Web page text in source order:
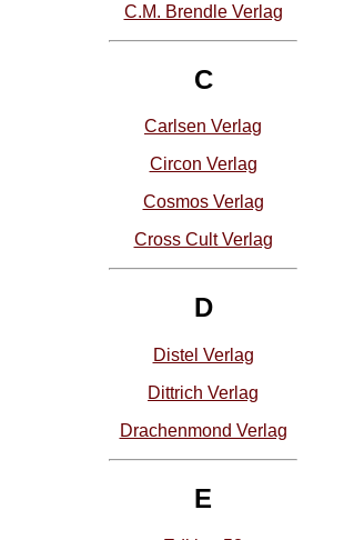
C.M. Brendle Verlag
C
Carlsen Verlag
Circon Verlag
Cosmos Verlag
Cross Cult Verlag
D
Distel Verlag
Dittrich Verlag
Drachenmond Verlag
E